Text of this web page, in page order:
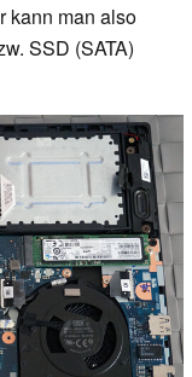
kann man also
SSD (SATA)